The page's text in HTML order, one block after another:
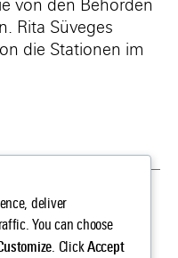
von den Behörden
Rita Süveges
die Stationen im
deliver
You can choose
. ClickAccept